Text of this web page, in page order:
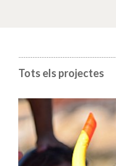
Tots els projectes